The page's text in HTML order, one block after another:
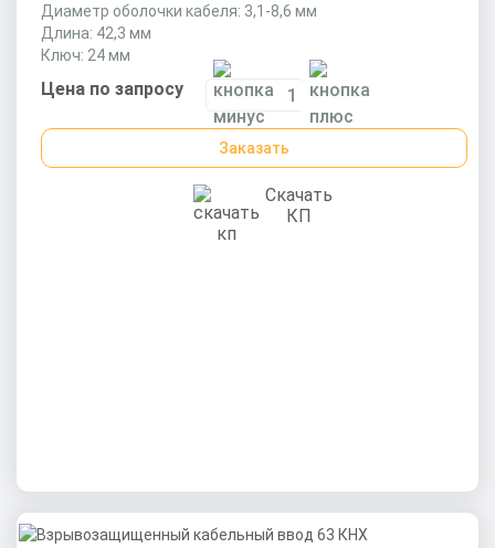
Диаметр оболочки кабеля: 3,1-8,6 мм
Длина: 42,3 мм
Ключ: 24 мм
Цена по запросу
Заказать
Скачать
КП